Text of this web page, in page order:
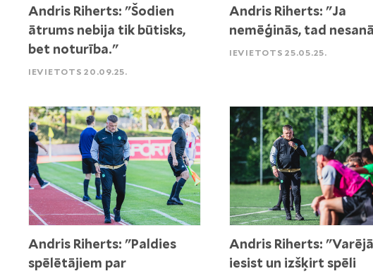
Andris Riherts: "Šodien
ātrums nebija tik būtisks,
bet noturība."
IEVIETOTS 20.09.25.
Andris Riherts: "Ja
nemēģinās, tad
IEVIETOTS 25.05.25.
Andris Riherts: "Paldies
spēlētājiem par
Andris Riherts:
iesist un izšķirt spēli